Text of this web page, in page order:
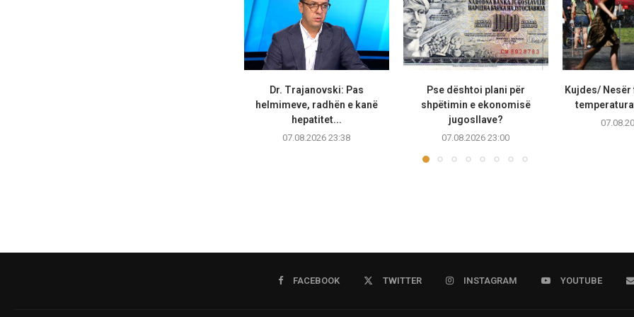
Dr. Trajanovski: Pas
helmimeve, radhën e kanë
hepatitet...
07.08.2026 23:38
Pse dështoi plani për
shpëtimin e ekonomisë
jugosllave?
07.08.2026 23:00
Kujdes/
FACEBOOK TWITTER INSTAGRAM YOUTUBE